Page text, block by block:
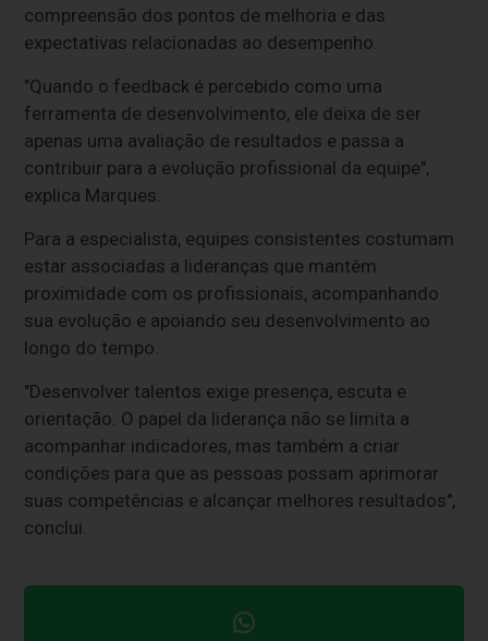
compreensão dos pontos de melhoria e das
expectativas relacionadas ao desempenho.
"Quando o feedback é percebido como uma
ferramenta de desenvolvimento, ele deixa de ser
apenas uma avaliação de resultados e passa a
contribuir para a evolução profissional da equipe",
explica Marques.
Para a especialista, equipes consistentes costumam
estar associadas a lideranças que mantêm
proximidade com os profissionais, acompanhando
sua evolução e apoiando seu desenvolvimento ao
longo do tempo.
"Desenvolver talentos exige presença, escuta e
orientação. O papel da liderança não se limita a
acompanhar indicadores, mas também a criar
condições para que as pessoas possam aprimorar
suas competências e alcançar melhores resultados",
conclui.